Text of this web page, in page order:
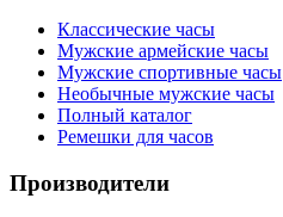
Классические часы
Мужские армейские часы
Мужские спортивные часы
Необычные мужские часы
Полный каталог
Ремешки для часов
Производители